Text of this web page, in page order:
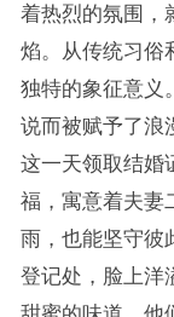
着热烈的氛围，
焰。从传统习俗
独特的象征意义
说而被赋予了浪
这一天领取结婚
福，寓意着夫妻
雨，也能坚守彼
登记处，脸上洋